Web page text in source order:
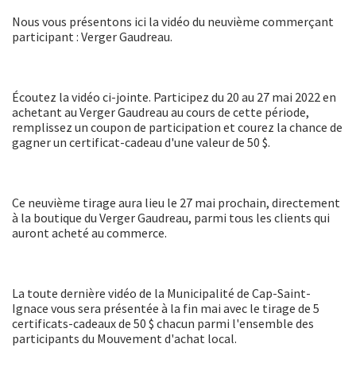
Nous vous présentons ici la vidéo du neuvième commerçant
participant : Verger Gaudreau.
Écoutez la vidéo ci-jointe. Participez du 20 au 27 mai 2022 en
achetant au Verger Gaudreau au cours de cette période,
remplissez un coupon de participation et courez la chance de
gagner un certificat-cadeau d'une valeur de 50 $.
Ce neuvième tirage aura lieu le 27 mai prochain, directement
à la boutique du Verger Gaudreau, parmi tous les clients qui
auront acheté au commerce.
La toute dernière vidéo de la Municipalité de Cap-Saint-
Ignace vous sera présentée à la fin mai avec le tirage de 5
certificats-cadeaux de 50 $ chacun parmi l'ensemble des
participants du Mouvement d'achat local.